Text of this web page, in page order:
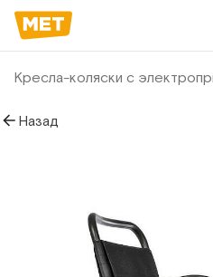
Кресла-коляски с
Назад